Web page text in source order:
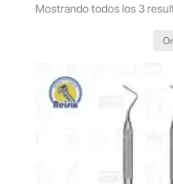
Mostrando todos los 3